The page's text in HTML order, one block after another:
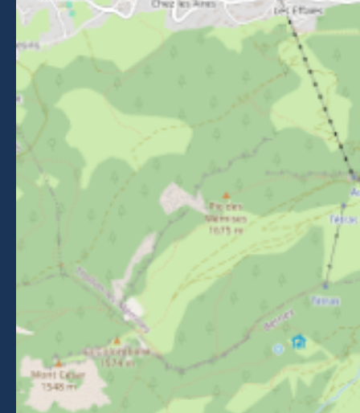
Morzine Avoriaz
+33 (0)4 50 74 72 72
26 Place du Baraty, Morzine, 74110